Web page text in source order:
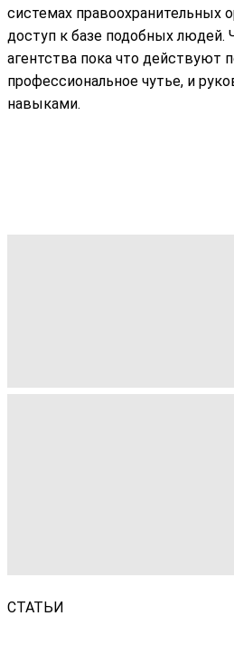
системах правоохранительных
доступ к базе подобных людей.
агентства пока что действуют
профессиональное чутье, и
навыками.
СТАТЬИ